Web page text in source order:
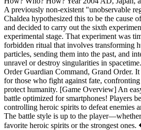
A previously non-existent "unobservable
Chaldea hypothesized this to be the cause
and decided to carry out the sixth
experimental stage. That experiment was
forbidden ritual that involves transforming
particles, sending them into the past, and
unravel or destroy singularities in
Order Guardian Command, Grand Order.
for those who fight against fate,
protect humanity. [Game Overview] An
battle optimized for smartphones! Players
controlling heroic spirits to defeat enemies
The battle style is up to the
favorite heroic spirits or the strongest